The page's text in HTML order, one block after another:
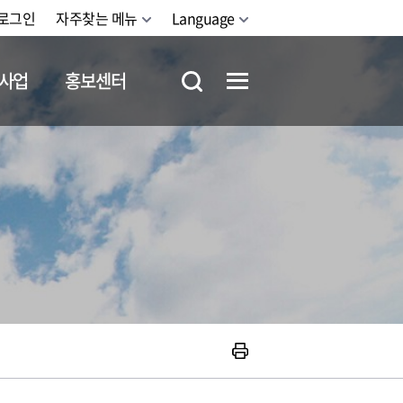
그인 자주찾는 메뉴 Language
업 홍보센터